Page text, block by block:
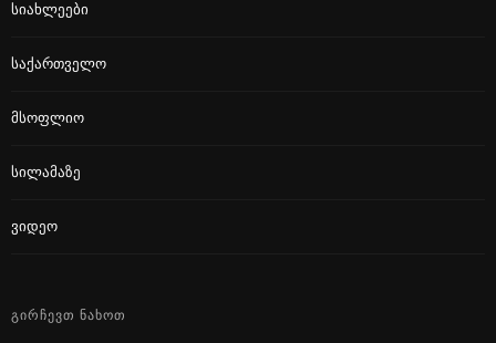
Სიახლეები
Საქართველო
Მსოფლიო
Სილამაზე
Ვიდეო
ᲒᲘᲠᲩᲔᲕᲗ ᲜᲐᲮᲝᲗ